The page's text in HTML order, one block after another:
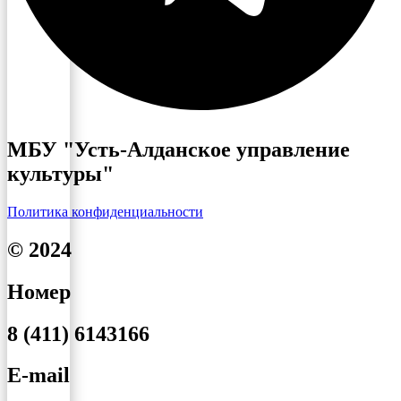
МБУ "Усть-Алданское управление
культуры"
Политика конфиденциальности
© 2024
Номер
8 (411) 6143166
E-mail